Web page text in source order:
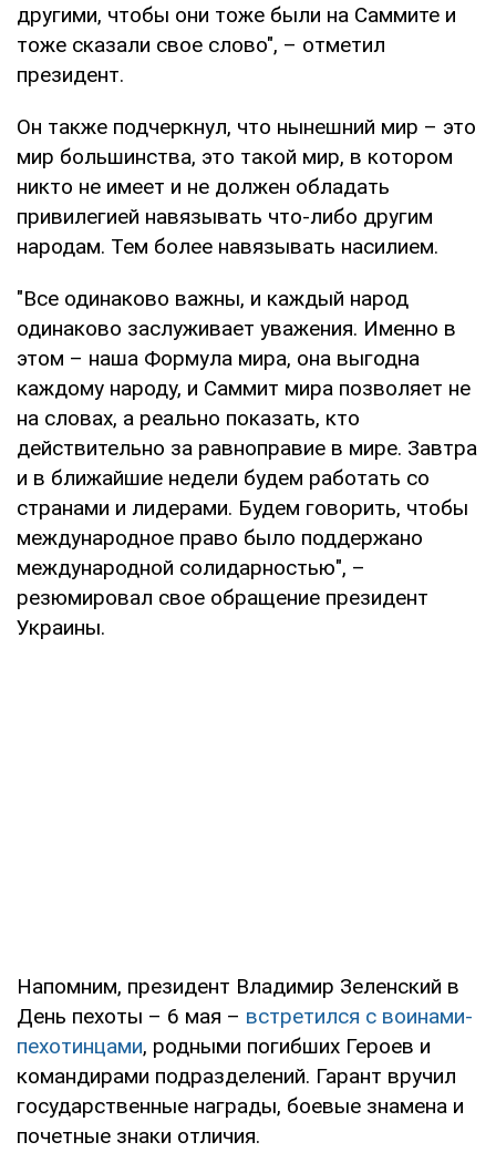
другими, чтобы они тоже были на Саммите и
тоже сказали свое слово", – отметил
президент.
Он также подчеркнул, что нынешний мир – это
мир большинства, это такой мир, в котором
никто не имеет и не должен обладать
привилегией навязывать что-либо другим
народам. Тем более навязывать насилием.
"Все одинаково важны, и каждый народ
одинаково заслуживает уважения. Именно в
этом – наша Формула мира, она выгодна
каждому народу, и Саммит мира позволяет не
на словах, а реально показать, кто
действительно за равноправие в мире. Завтра
и в ближайшие недели будем работать со
странами и лидерами. Будем говорить, чтобы
международное право было поддержано
международной солидарностью", –
резюмировал свое обращение президент
Украины.
Напомним, президент Владимир Зеленский в
День пехоты – 6 мая – встретился с воинами-
пехотинцами, родными погибших Героев и
командирами подразделений. Гарант вручил
государственные награды, боевые знамена и
почетные знаки отличия.